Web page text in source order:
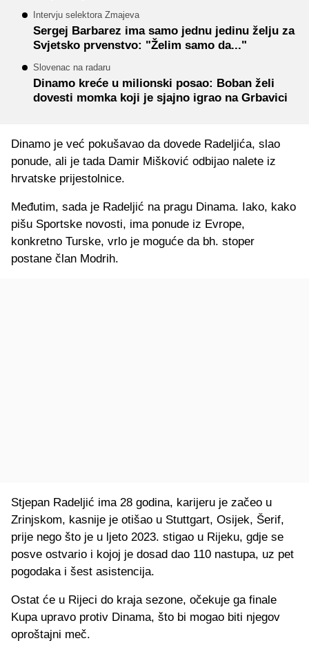
Intervju selektora Zmajeva
Sergej Barbarez ima samo jednu jedinu želju za
Svjetsko prvenstvo: "Želim samo da..."
Slovenac na radaru
Dinamo kreće u milionski posao: Boban želi
dovesti momka koji je sjajno igrao na Grbavici
Dinamo je već pokušavao da dovede Radeljića, slao
ponude, ali je tada Damir Mišković odbijao nalete iz
hrvatske prijestolnice.
Međutim, sada je Radeljić na pragu Dinama. Iako, kako
pišu Sportske novosti, ima ponude iz Evrope,
konkretno Turske, vrlo je moguće da bh. stoper
postane član Modrih.
Stjepan Radeljić ima 28 godina, karijeru je začeo u
Zrinjskom, kasnije je otišao u Stuttgart, Osijek, Šerif,
prije nego što je u ljeto 2023. stigao u Rijeku, gdje se
posve ostvario i kojoj je dosad dao 110 nastupa, uz pet
pogodaka i šest asistencija.
Ostat će u Rijeci do kraja sezone, očekuje ga finale
Kupa upravo protiv Dinama, što bi mogao biti njegov
oproštajni meč.